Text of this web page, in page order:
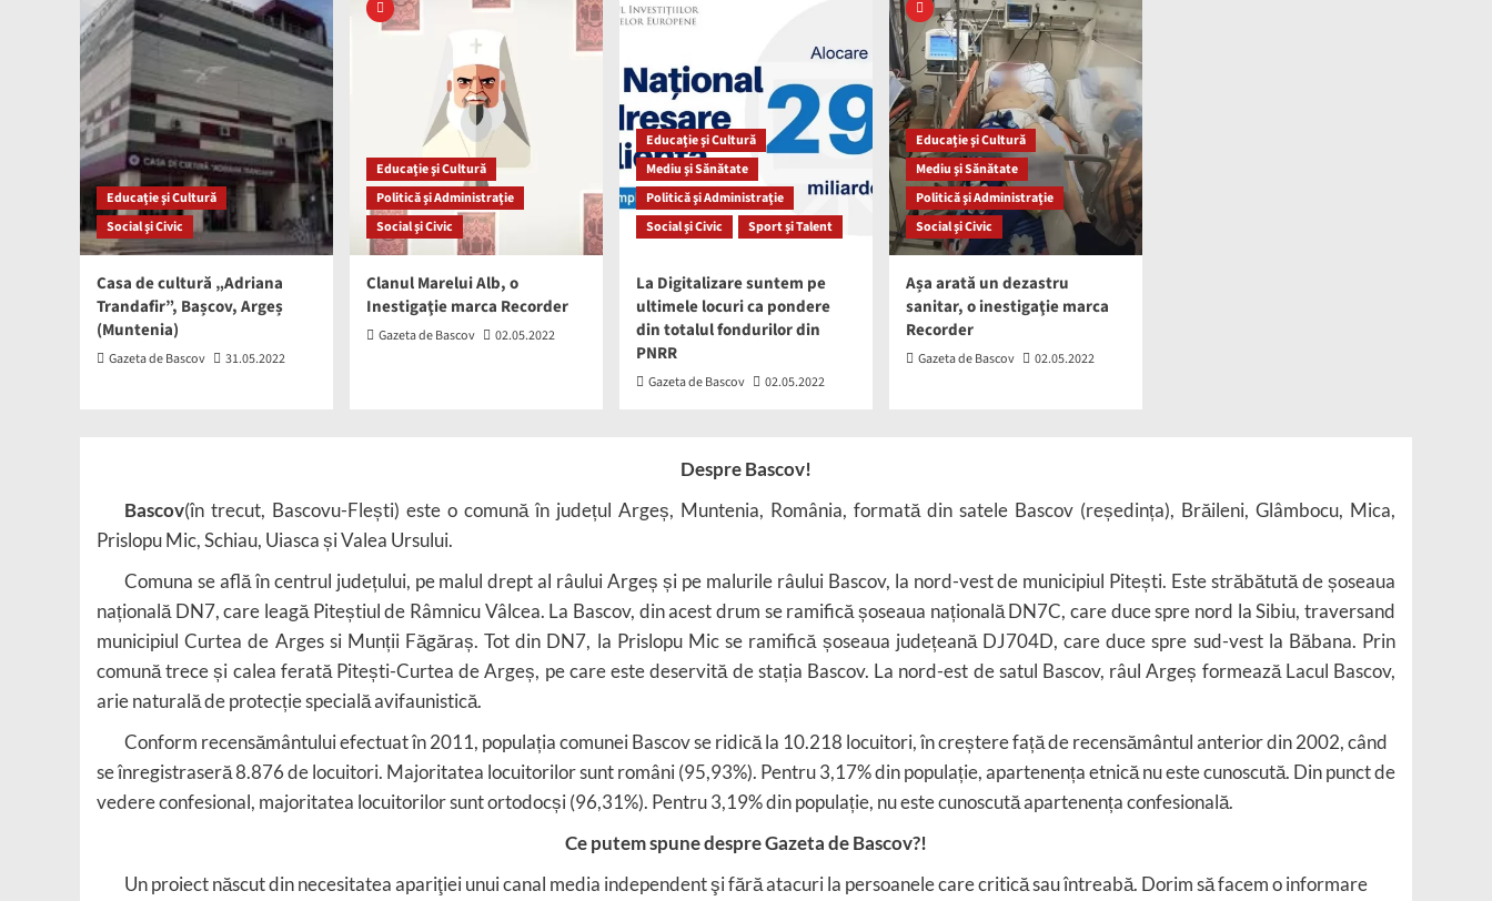
5
1
2
Mioveni 8 mai, eveniment
de Ziua Naţională a
Educaţie şi Cultură
Politică şi Administraţie
Social şi Civic
Clanul Marelui Alb, o
Educaţie şi Cultură
Social şi Civic
Casa de cultură „Adriana
Trandafir”, Bașcov, Argeș
(Muntenia)
Gazeta de Bascov 31.05.2022
Educaţie şi Cultură
Politică şi Administraţie
Social şi Civic
Clanul Marelui Alb, o
Inestigaţie marca Recorder
Gazeta de Bascov 02.05.2022
Educaţie şi Cultură
Mediu şi Sănătate
Politică şi Administraţie
Social şi Civic
Sport şi Talent
La Digitalizare suntem pe
ultimele locuri ca pondere
din totalul fondurilor din
PNRR
Gazeta de Bascov 02.05.2022
Educaţie şi Cultură
Mediu şi Sănătate
Politică şi Administraţie
Social şi Civic
Așa arată un dezastru
sanitar, o inestigaţie marca
Recorder
Gazeta de Bascov 02.05.2022
Despre Bascov!
Bascov(în trecut, Bascovu-Flești) este o comună în județul Argeș, Muntenia, România, formată din satele Bascov (reședința), Brăileni, Glâmbocu, Mica,
Prislopu Mic, Schiau, Uiasca și Valea Ursului.
Comuna se află în centrul județului, pe malul drept al râului Argeș și pe malurile râului Bascov, la nord-vest de municipiul Pitești. Este străbătută de șoseaua
națională DN7, care leagă Piteștiul de Râmnicu Vâlcea. La Bascov, din acest drum se ramifică șoseaua națională DN7C, care duce spre nord la Sibiu, traversand
municipiul Curtea de Arges si Munții Făgăraș. Tot din DN7, la Prislopu Mic se ramifică șoseaua județeană DJ704D, care duce spre sud-vest la Băbana. Prin
comună trece și calea ferată Pitești-Curtea de Argeș, pe care este deservită de stația Bascov. La nord-est de satul Bascov, râul Argeș formează Lacul Bascov,
arie naturală de protecție specială avifaunistică.
Conform recensământului efectuat în 2011, populația comunei Bascov se ridică la 10.218 locuitori, în creștere față de recensământul anterior din 2002, când
se înregistraseră 8.876 de locuitori. Majoritatea locuitorilor sunt români (95,93%). Pentru 3,17% din populație, apartenența etnică nu este cunoscută. Din punct de
vedere confesional, majoritatea locuitorilor sunt ortodocși (96,31%). Pentru 3,19% din populație, nu este cunoscută apartenența confesională.
Ce putem spune despre Gazeta de Bascov?!
Un proiect născut din necesitatea apariţiei unui canal media independent şi fără atacuri la persoanele care critică sau întreabă. Dorim să facem o informare